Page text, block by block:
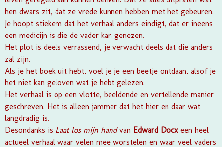
hen dwars zit, dat ze vrede kunnen hebben met het gebeuren.
Je hoopt stiekem dat het verhaal anders eindigt, dat er ineens
een medicijn is die de vader kan genezen.
Het plot is deels verrassend, je verwacht deels dat die anders
zal zijn.
Als je het boek uit hebt, voel je je een beetje ontdaan, alsof je
het niet kan geloven wat je hebt gelezen.
Het verhaal is op een vlotte, beeldende en vertellende manier
geschreven. Het is alleen jammer dat het hier en daar wat
langdradig is.
Desondanks is Laat los mijn handvan Edward Docxeen heel
actueel verhaal waar velen mee worstelen en waar veel vaders